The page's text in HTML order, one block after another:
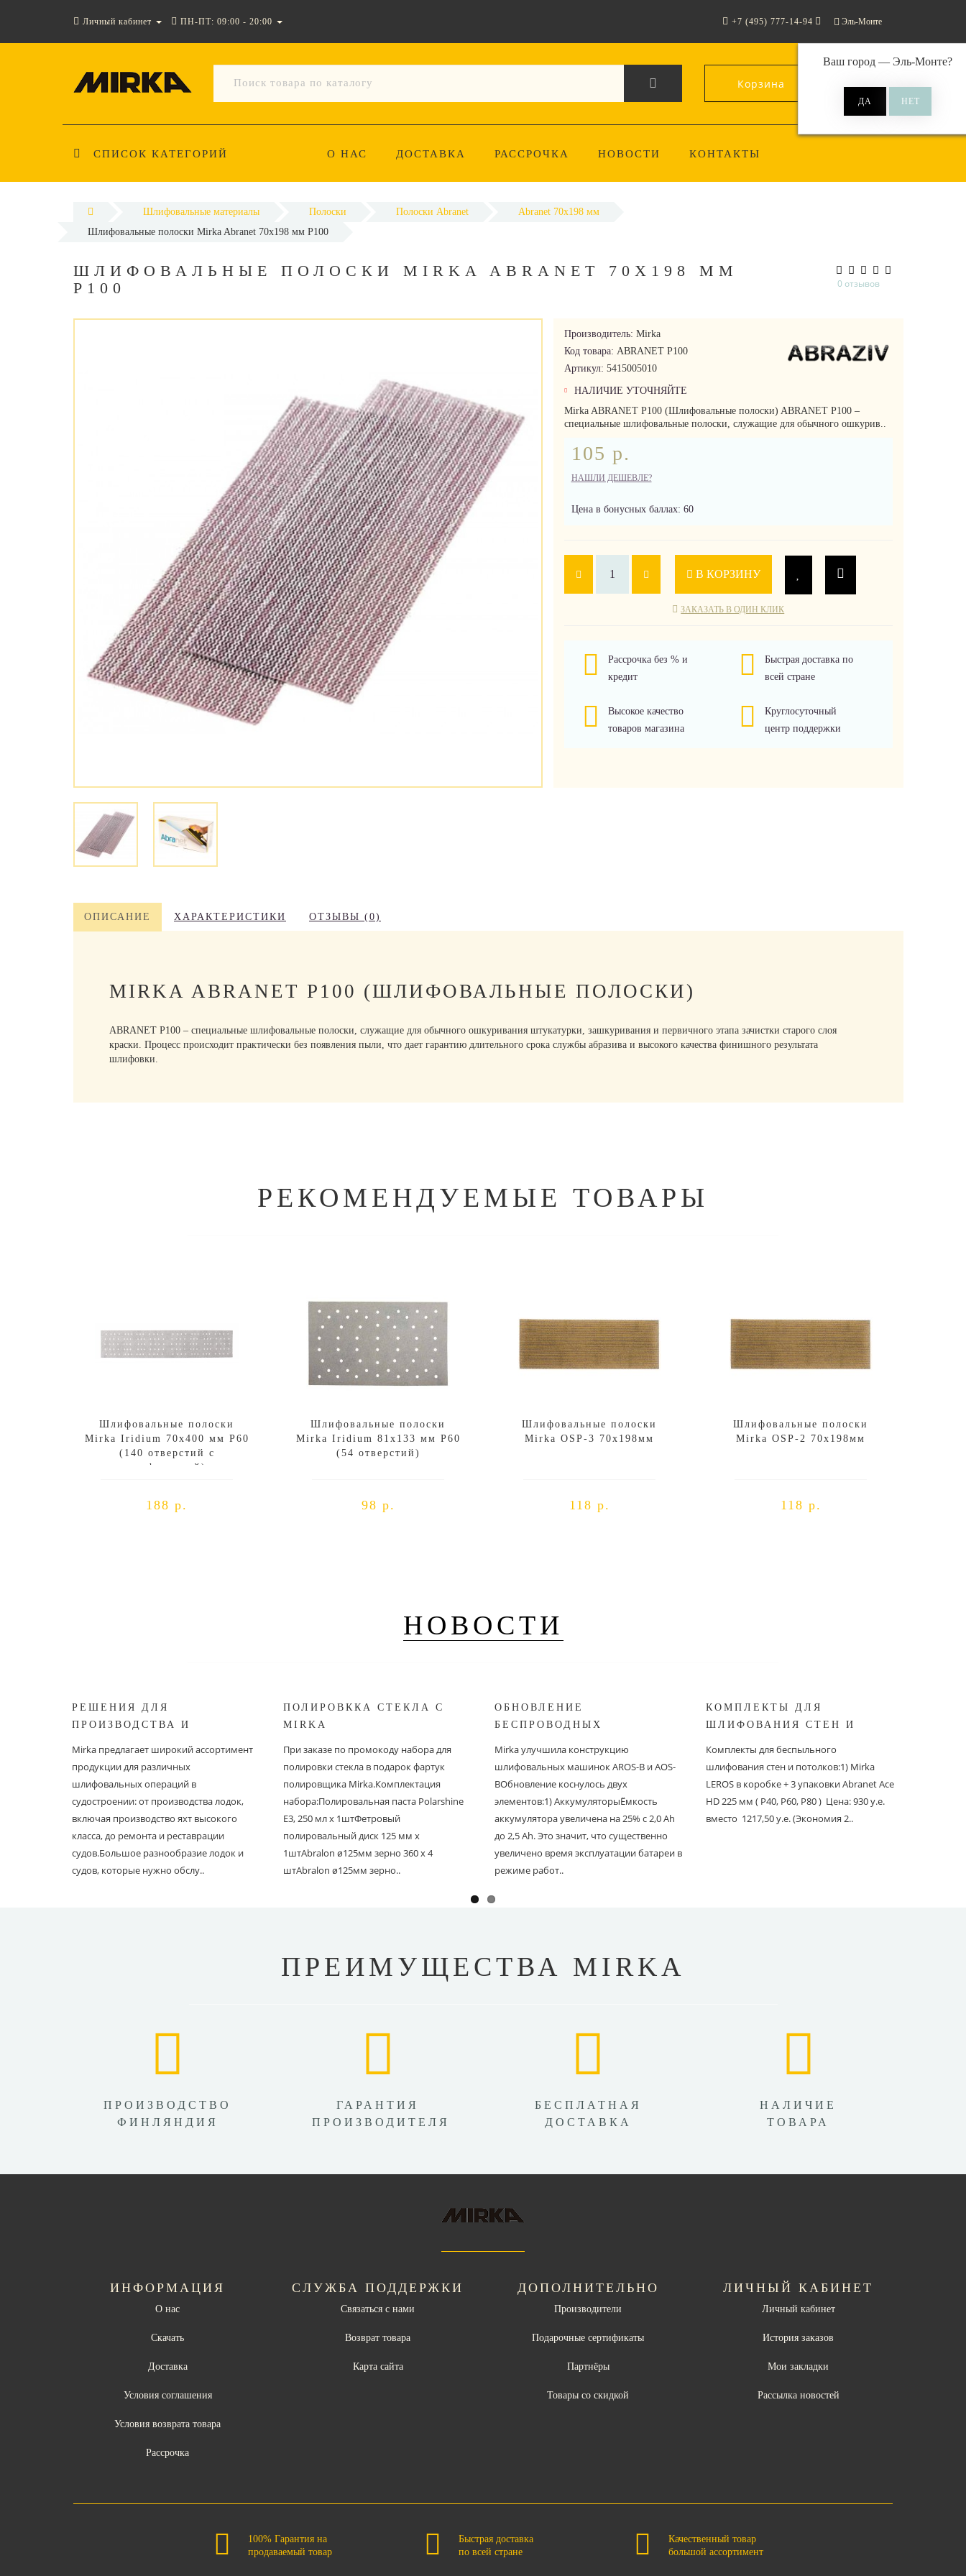
Личный кабинет ПН-ПТ: 09:00 - 20:00 Эль-Монте
Ваш город — Эль-Монте?
+7 (495) 777-14-94
Корзина 0
СПИСОК КАТЕГОРИЙ О НАС ДОСТАВКА РАССРОЧКА НОВОСТИ КОНТАКТЫ
Шлифовальные материалы Полоски Полоски Abranet
Abranet 70x198 мм
Шлифовальные полоски Mirka Abranet 70х198 мм P100
ШЛИФОВАЛЬНЫЕ ПОЛОСКИ MIRKA ABRANET 70Х198 ММ
P100
0 отзывов
Производитель: Mirka
Код товара: ABRANET P100
Артикул: 5415005010
НАЛИЧИЕ УТОЧНЯЙТЕ
Mirka ABRANET P100 (Шлифовальные полоски) ABRANET P100 –
специальные шлифовальные полоски, служащие для обычного ошкурив..
105 р.
НАШЛИ ДЕШЕВЛЕ?
Цена в бонусных баллах: 60
В КОРЗИНУ
ЗАКАЗАТЬ В ОДИН КЛИК
Рассрочка без % и
кредит
Быстрая доставка по
всей стране
Высокое качество
товаров магазина
Круглосуточный
центр поддержки
ОПИСАНИЕ ХАРАКТЕРИСТИКИ ОТЗЫВЫ (0)
MIRKA ABRANET P100 (ШЛИФОВАЛЬНЫЕ ПОЛОСКИ)
ABRANET P100 – специальные шлифовальные полоски, служащие для обычного ошкуривания штукатурки, зашкуривания и первичного этапа зачистки старого слоя
краски. Процесс происходит практически без появления пыли, что дает гарантию длительного срока службы абразива и высокого качества финишного результата
шлифовки.
РЕКОМЕНДУЕМЫЕ ТОВАРЫ
Шлифовальные полоски
Mirka Iridium 70х400 мм P60
(140 отверстий с
перфорацией)
188 р.
Шлифовальные полоски
Mirka Iridium 81x133 мм P60
(54 отверстий)
98 р.
Шлифовальные полоски
Mirka OSP-3 70x198мм
118 р.
Шлифовальные полоски
Mirka OSP-2 70x198мм
118 р.
НОВОСТИ
РЕШЕНИЯ ДЛЯ
ПРОИЗВОДСТВА И
Mirka предлагает широкий ассортимент
продукции для различных
шлифовальных операций в
судостроении: от производства лодок,
включая производство яхт высокого
класса, до ремонта и реставрации
судов.Большое разнообразие лодок и
судов, которые нужно обслу..
ПОЛИРОВККА СТЕКЛА С
MIRKA
При заказе по промокоду набора для
полировки стекла в подарок фартук
полировщика Mirka.Комплектация
набора:Полировальная паста Polarshine
E3, 250 мл х 1штФетровый
полировальный диск 125 мм х
1штAbralon ø125мм зерно 360 х 4
штAbralon ø125мм зерно..
ОБНОВЛЕНИЕ
БЕСПРОВОДНЫХ
Mirka улучшила конструкцию
шлифовальных машинок AROS-B и AOS-
BОбновление коснулось двух
элементов:1) АккумуляторыЁмкость
аккумулятора увеличена на 25% с 2,0 Ah
до 2,5 Ah. Это значит, что существенно
увеличено время эксплуатации батареи в
режиме работ..
КОМПЛЕКТЫ ДЛЯ
ШЛИФОВАНИЯ СТЕН И
Комплекты для беспыльного
шлифования стен и потолков:1) Mirka
LEROS в коробке + 3 упаковки Abranet Ace
HD 225 мм ( P40, P60, P80 ) Цена: 930 у.е.
вместо 1217,50 у.е. (Экономия 2..
ПРЕИМУЩЕСТВА MIRKA
ПРОИЗВОДСТВО
ФИНЛЯНДИЯ
ГАРАНТИЯ
ПРОИЗВОДИТЕЛЯ
БЕСПЛАТНАЯ
ДОСТАВКА
НАЛИЧИЕ
ТОВАРА
ИНФОРМАЦИЯ
О нас
Скачать
Доставка
Условия соглашения
Условия возврата товара
Рассрочка
СЛУЖБА ПОДДЕРЖКИ
Связаться с нами
Возврат товара
Карта сайта
ДОПОЛНИТЕЛЬНО
Производители
Подарочные сертификаты
Партнёры
Товары со скидкой
ЛИЧНЫЙ КАБИНЕТ
Личный кабинет
История заказов
Мои закладки
Рассылка новостей
100% Гарантия на
продаваемый товар
Быстрая доставка
по всей стране
Качественный товар
большой ассортимент